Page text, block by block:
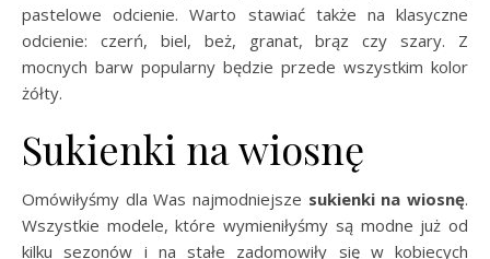
pastelowe odcienie. Warto stawiać także na klasyczne
odcienie: czerń, biel, beż, granat, brąz czy szary. Z
mocnych barw popularny będzie przede wszystkim kolor
żółty.
Sukienki na wiosnę
Omówiłyśmy dla Was najmodniejsze sukienki na wiosnę.
Wszystkie modele, które wymieniłyśmy są modne już od
kilku sezonów i na stałe zadomowiły się w kobiecych